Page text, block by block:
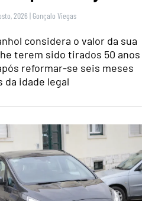
2026 | Gonçalo Viegas
considera o valor da sua
terem sido tirados 50 anos
reformar-se seis meses
da idade legal